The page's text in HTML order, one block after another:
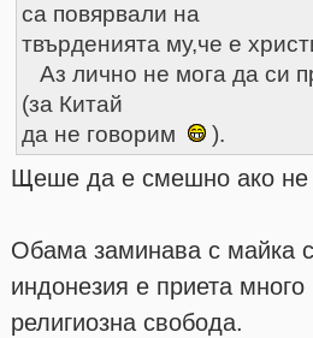
са повярвали на
твърденията му,че е
Аз лично не мога да си
(за Китай
да не говорим
).
Щеше да е смешно ако не
Обама заминава с майка
индонезия e приета
религиозна свобода.